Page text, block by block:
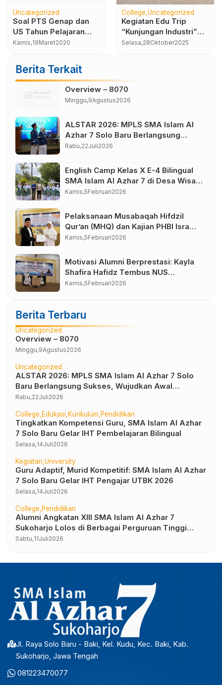
Uncategorized
Soal PTS Genap dan
US Tahun Pelajaran
2019/2020
Kamis,19Maret2020
College Uncategorized
Kegiatan Edu Trip
“Kunjungan Industri”
SMA Islam Al Azhar 7
Selasa,28Oktober2025
Berita Terkait
Overview – 8070
Minggu,9Agustus2026
ALSTAR 2026: MPLS SMA Islam Al
Azhar 7 Solo Baru Berlangsung
Sukses, Wujudkan Awal Perjalanan
Rabu,22Juli2026
English Camp Kelas X E-4 Bilingual
SMA Islam Al Azhar 7 di Desa Wisata
Bahasa Borobudur Magelang
Kamis,5Februari2026
Pelaksanaan Musabaqah Hifdzil
Qur’an (MHQ) dan Kajian PHBI Isra
Mi’raj SMA Islam Al Azhar 7
Kamis,5Februari2026
Motivasi Alumni Berprestasi: Kayla
Shafira Hafidz Tembus NUS
Singapura
Kamis,5Februari2026
Berita Terbaru
Uncategorized
Overview – 8070
Minggu,9Agustus2026
Uncategorized
ALSTAR 2026: MPLS SMA Islam Al Azhar 7 Solo
Baru Berlangsung Sukses, Wujudkan Awal
Perjalanan Peserta Didik yang Berkarakter
Rabu,22Juli2026
College Edukasi Kurikulum Pendidikan
Tingkatkan Kompetensi Guru, SMA Islam Al Azhar
7 Solo Baru Gelar IHT Pembelajaran Bilingual
Selasa,14Juli2026
Kegiatan University
Guru Adaptif, Murid Kompetitif: SMA Islam Al Azhar
7 Solo Baru Gelar IHT Pengajar UTBK 2026
Selasa,14Juli2026
College Pendidikan
Alumni Angkatan XIII SMA Islam Al Azhar 7
Sukoharjo Lolos di Berbagai Perguruan Tinggi
Negeri dan Luar Negeri
Sabtu,11Juli2026
Jl. Raya Solo Baru - Baki, Kel. Kudu, Kec. Baki, Kab.
Sukoharjo, Jawa Tengah
081223470077